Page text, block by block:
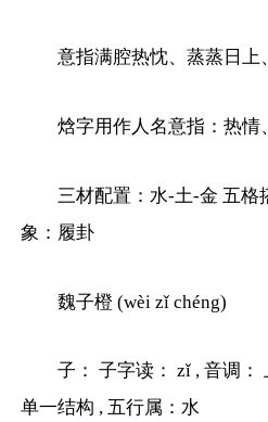
意指满腔热忱、蒸蒸日上
焓字用作人名意指：热情
三材配置：水-土-金 五格
象：履卦
魏子橙 (wèi zǐ chéng)
子： 子字读： zǐ , 音调：
单一结构 , 五行属：水